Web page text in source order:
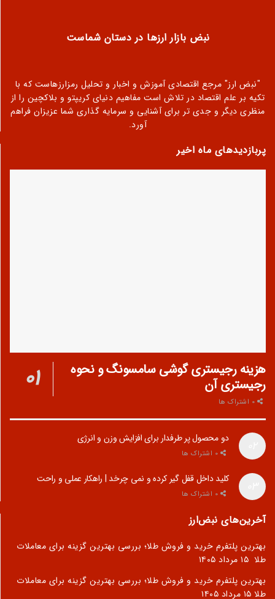
نبض بازار ارزها در دستان شماست
"نبض ارز" مرجع اقتصادی آموزش و اخبار و تحلیل رمزارزهاست که با
تکیه بر علم اقتصاد در تلاش است مفاهیم دنیای کریپتو و بلاکچین را از
منظری دیگر و جدی تر برای آشنایی و سرمایه گذاری شما عزیزان فراهم
آورد.
پربازدیدهای ماه اخیر
هزینه رجیستری گوشی سامسونگ و نحوه
رجیستری آن
دو محصول پر طرفدار برای افزایش وزن و انرژی
کلید داخل قفل گیر کرده و نمی چرخد | راهکار عملی و راحت
آخرین‌های نبض‌ارز
بهترین پلتفرم خرید و فروش طلا؛ بررسی بهترین گزینه برای معاملات
طلا ۱۵ مرداد ۱۴۰۵
بهترین پلتفرم خرید و فروش طلا؛ بررسی بهترین گزینه برای معاملات
طلا ۱۵ مرداد ۱۴۰۵